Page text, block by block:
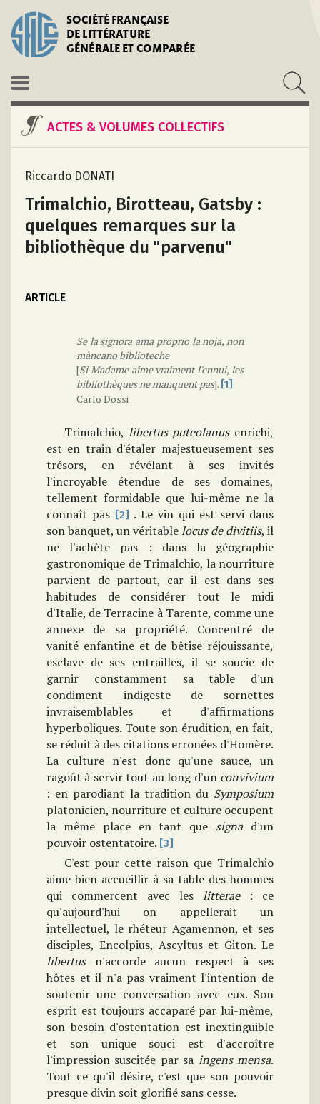
SOCIÉTÉ FRANÇAISE
DE LITTÉRATURE
GÉNÉRALE ET COMPARÉE
ACTES & VOLUMES COLLECTIFS
Riccardo DONATI
Trimalchio, Birotteau, Gatsby :
quelques remarques sur la
bibliothèque du "parvenu"
ARTICLE
Se la signora ama proprio la noja, non
màncano biblioteche
[Si Madame aime vraiment l'ennui, les
bibliothèques ne manquent pas]. [1]
Carlo Dossi
Trimalchio, libertus puteolanus enrichi,
est en train d'étaler majestueusement ses
trésors, en révélant à ses invités
l'incroyable étendue de ses domaines,
tellement formidable que lui-même ne la
connaît pas [2] . Le vin qui est servi dans
son banquet, un véritablelocus de divitiis, il
ne l'achète pas : dans la géographie
gastronomique de Trimalchio, la nourriture
parvient de partout, car il est dans ses
habitudes de considérer tout le midi
d'Italie, de Terracine à Tarente, comme une
annexe de sa propriété. Concentré de
vanité enfantine et de bêtise réjouissante,
esclave de ses entrailles, il se soucie de
garnir constamment sa table d'un
condiment indigeste de sornettes
invraisemblables et d'affirmations
hyperboliques. Toute son érudition, en fait,
se réduit à des citations erronées d'Homère.
La culture n'est donc qu'une sauce, un
ragoût à servir tout au long d'un convivium
: en parodiant la tradition du Symposium
platonicien, nourriture et culture occupent
la même place en tant que signa d'un
pouvoir ostentatoire. [3]
C'est pour cette raison que Trimalchio
aime bien accueillir à sa table des hommes
qui commercent avec les litterae : ce
qu'aujourd'hui on appellerait un
intellectuel, le rhéteur Agamennon, et ses
disciples, Encolpius, Ascyltus et Giton. Le
libertusn'accorde aucun respect à ses
hôtes et il n'a pas vraiment l'intention de
soutenir une conversation avec eux. Son
esprit est toujours accaparé par lui-même,
son besoin d'ostentation est inextinguible
et son unique souci est d'accroître
l'impression suscitée par sa ingens mensa.
Tout ce qu'il désire, c'est que son pouvoir
presque divin soit glorifié sans cesse.